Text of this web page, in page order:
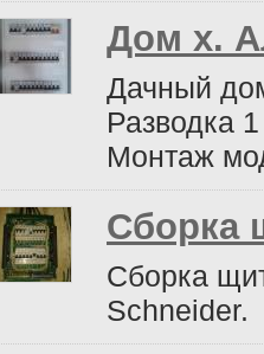
Дом х.
Дачный
Разводка
Монтаж
Сборка
Сборка
Schneider.